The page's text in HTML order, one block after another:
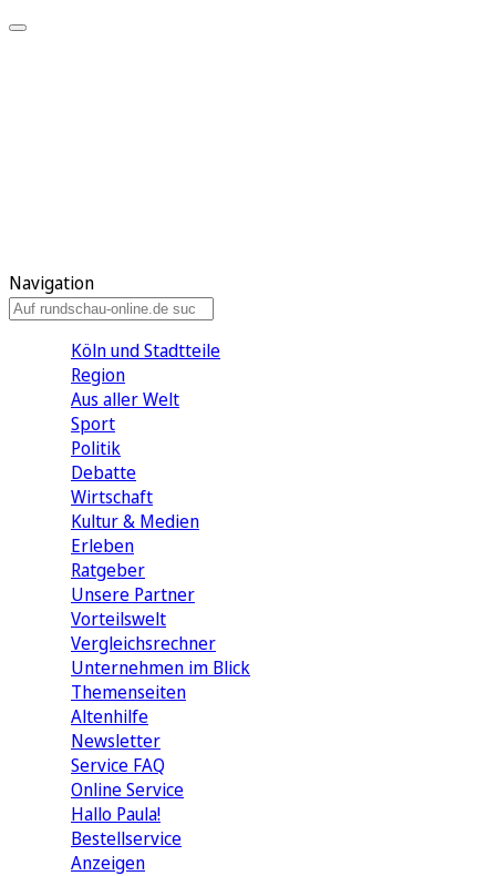
Navigation
Köln und Stadtteile
Region
Aus aller Welt
Sport
Politik
Debatte
Wirtschaft
Kultur & Medien
Erleben
Ratgeber
Unsere Partner
Vorteilswelt
Vergleichsrechner
Unternehmen im Blick
Themenseiten
Altenhilfe
Newsletter
Service FAQ
Online Service
Hallo Paula!
Bestellservice
Anzeigen